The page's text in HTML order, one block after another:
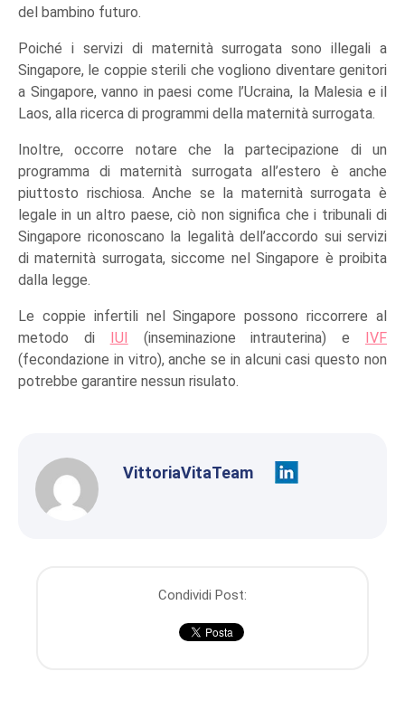
del bambino futuro.
Poiché i servizi di maternità surrogata sono illegali a
Singapore, le coppie sterili che vogliono diventare genitori
a Singapore, vanno in paesi come l’Ucraina, la Malesia e il
Laos, alla ricerca di programmi della maternità surrogata.
Inoltre, occorre notare che la partecipazione di un
programma di maternità surrogata all’estero è anche
piuttosto rischiosa. Anche se la maternità surrogata è
legale in un altro paese, ciò non significa che i tribunali di
Singapore riconoscano la legalità dell’accordo sui servizi
di maternità surrogata, siccome nel Singapore è proibita
dalla legge.
Le coppie infertili nel Singapore possono riccorrere al
metodo di IUI (inseminazione intrauterina) e IVF
(fecondazione in vitro), anche se in alcuni casi questo non
potrebbe garantire nessun risulato.
VittoriaVitaTeam
Condividi Post: